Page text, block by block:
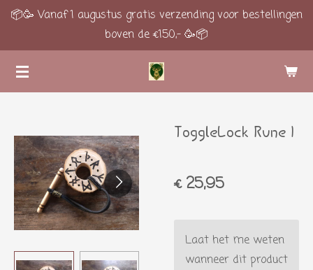
Ga
de
hoofdinhoud
📦🥳 Vanaf 1 augustus gratis verzending voor bestellingen
boven de €150,- 🥳📦
ToggleLock Rune 1
€ 25,95
Laat het me weten
wanneer dit product